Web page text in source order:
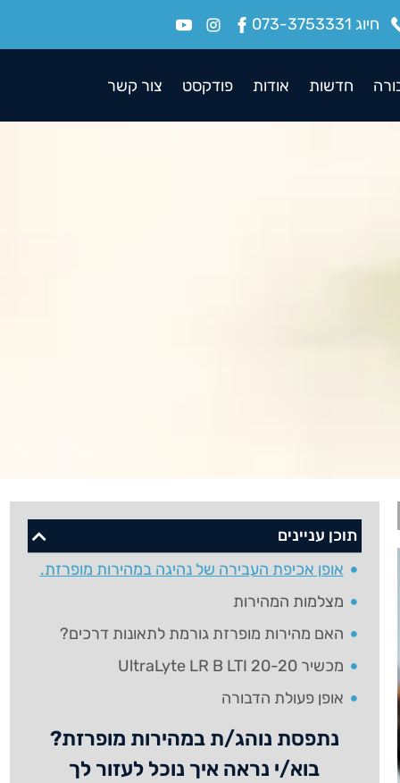
חיוג 073-3753331
חדשות אודות פודקסט צור קשר
תוכן עניינים
אופן אכיפת העבירה של נהיגה במהירות מופרזת.
​מצלמות המהירות
האם מהירות מופרזת גורמת לתאונות דרכים?
מכשיר UltraLyte LR B LTI 20-20
אופן פעולת הדבורה
בדיקה תקופתית
​חזקת אמינות למכשיר הדבורה
נתפסת נוהג/ת במהירות מופרזת?
בוא/י נראה איך נוכל לעזור לך